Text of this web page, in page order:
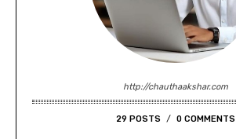
http://chauthaakshar.com
29 POSTS 0 COMMENTS